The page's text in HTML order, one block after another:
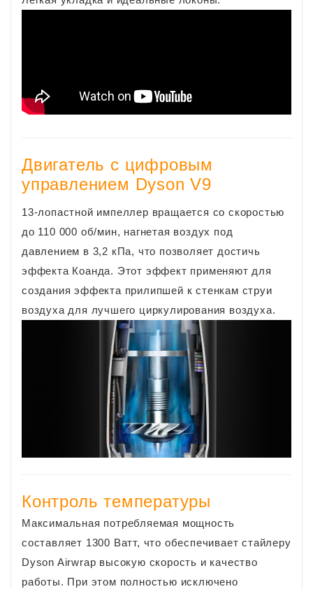
Двигатель с цифровым
управлением Dyson V9
13-лопастной импеллер вращается со скоростью
до 110 000 об/мин, нагнетая воздух под
давлением в 3,2 кПа, что позволяет достичь
эффекта Коанда. Этот эффект применяют для
создания эффекта прилипшей к стенкам струи
воздуха для лучшего циркулирования воздуха.
Контроль температуры
Максимальная потребляемая мощность
составляет 1300 Ватт, что обеспечивает стайлеру
Dyson Airwrap высокую скорость и качество
работы. При этом полностью исключено